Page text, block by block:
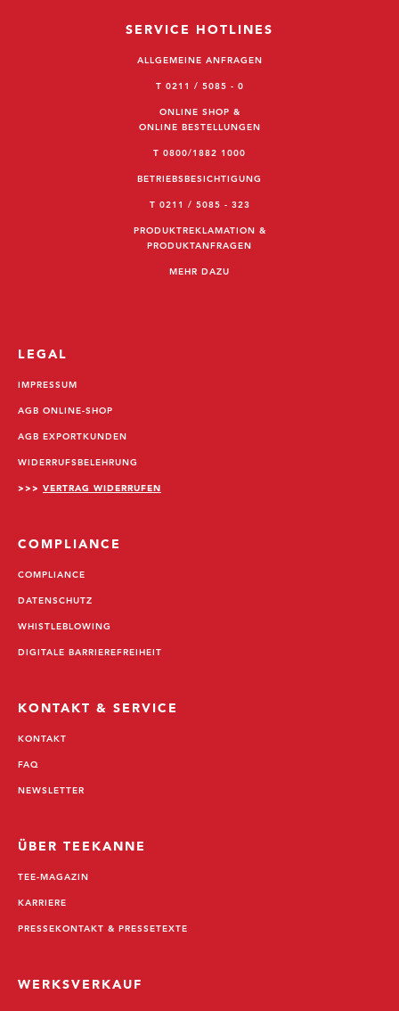
SERVICE HOTLINES
ALLGEMEINE ANFRAGEN
T 0211 / 5085 - 0
ONLINE SHOP &
ONLINE BESTELLUNGEN
T 0800/1882 1000
BETRIEBSBESICHTIGUNG
T 0211 / 5085 - 323
PRODUKTREKLAMATION &
PRODUKTANFRAGEN
MEHR DAZU
LEGAL
IMPRESSUM
AGB ONLINE-SHOP
AGB EXPORTKUNDEN
WIDERRUFSBELEHRUNG
>>> VERTRAG WIDERRUFEN
COMPLIANCE
COMPLIANCE
DATENSCHUTZ
WHISTLEBLOWING
DIGITALE BARRIEREFREIHEIT
KONTAKT & SERVICE
KONTAKT
FAQ
NEWSLETTER
ÜBER TEEKANNE
TEE-MAGAZIN
KARRIERE
PRESSEKONTAKT & PRESSETEXTE
WERKSVERKAUF